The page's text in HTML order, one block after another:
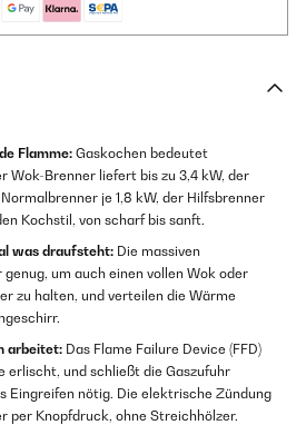
Flamme: Gaskochen bedeutet
Wok-Brenner liefert bis zu 3,4 kW, der
je 1,8 kW, der Hilfsbrenner
Kochstil, von scharf bis sanft.
was draufsteht: Die massiven
um auch einen vollen Wok oder
zu halten, und verteilen die Wärme
arbeitet: Das Flame Failure Device (FFD)
erlischt, und schließt die Gaszufuhr
Eingreifen nötig. Die elektrische Zündung
per Knopfdruck, ohne Streichhölzer.